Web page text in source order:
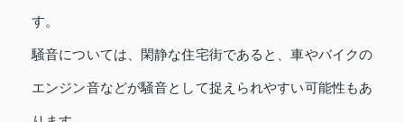
す。
騒音については、閑静な住宅街であると、車やバイクの
エンジン音などが騒音として捉えられやすい可能性もあ